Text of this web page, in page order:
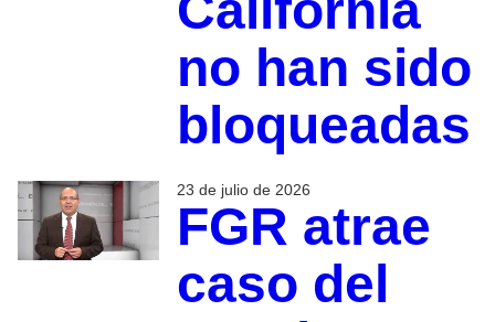
no han sido
bloqueadas
23 de julio de 2026
FGR atrae
caso del